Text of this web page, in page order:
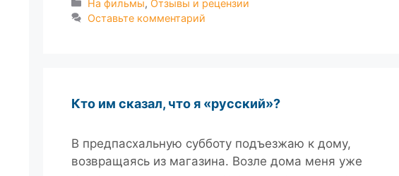
На фильмы, Отзывы и рецензии
Оставьте комментарий
Кто им сказал, что я «русский»?
В предпасхальную субботу подъезжаю к дому,
возвращаясь из магазина. Возле дома меня уже